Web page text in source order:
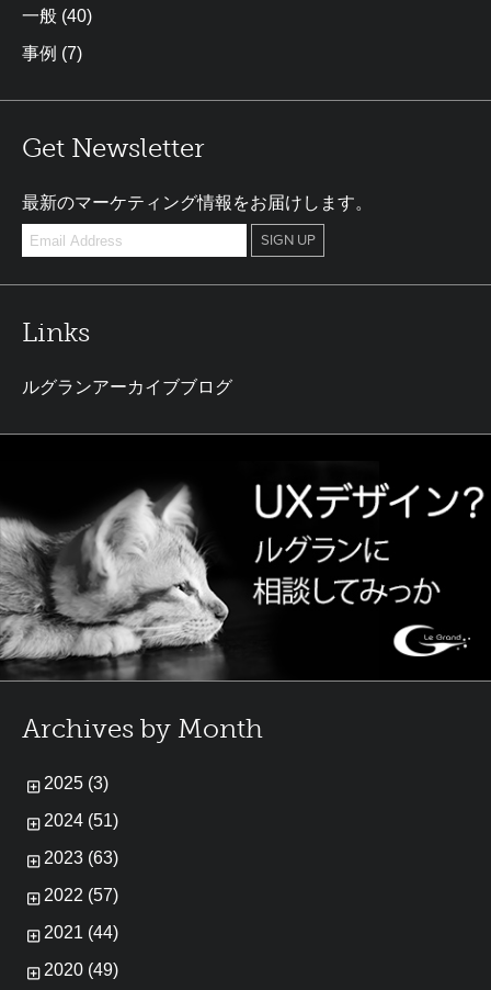
一般 (40)
事例 (7)
Get Newsletter
最新のマーケティング情報をお届けします。
Links
ルグランアーカイブブログ
Archives by Month
2025 (3)
2024 (51)
2023 (63)
2022 (57)
2021 (44)
2020 (49)